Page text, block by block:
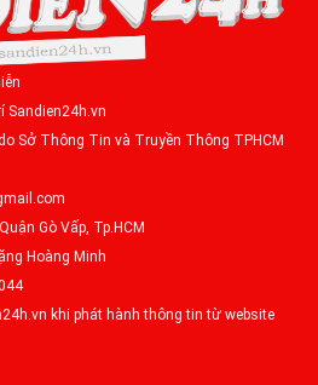
Sandien24h.vn
Sở Thông Tin và Truyền Thông TPHCM
Gò Vấp, Tp.HCM
Hoàng Minh
khi phát hành thông tin từ website